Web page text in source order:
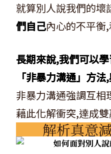
就算別人說我們的壞
們自己內心的不平衡,
長期來說,我們可以
「非暴力溝通」方
非暴力溝通強調互相
藉此化解衝突,達成雙
解析真意